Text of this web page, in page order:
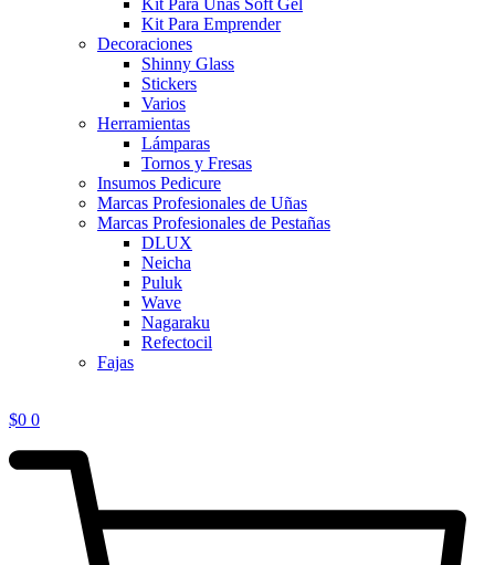
Kit Para Emprender
Decoraciones
Shinny Glass
Stickers
Varios
Herramientas
Lámparas
Tornos y Fresas
Insumos Pedicure
Marcas Profesionales de Uñas
Marcas Profesionales de Pestañas
DLUX
Neicha
Puluk
Wave
Nagaraku
Refectocil
Fajas
$0 0